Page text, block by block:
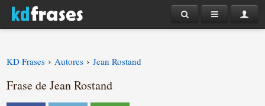
KD Frases › Autores › Jean Rostand
Frase de Jean Rostand